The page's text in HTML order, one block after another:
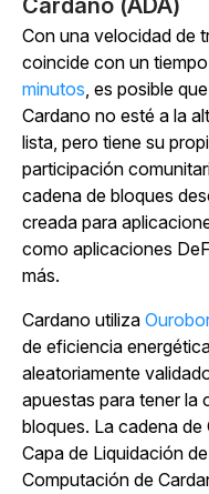
Cardano (ADA)
Con una velocidad de
coincide con un
minutos, es posible
Cardano no esté a la
lista, pero tiene su
participación
cadena de bloques
creada para
como aplicaciones
más.
Cardano utiliza
de eficiencia
aleatoriamente
apuestas para tener la
bloques. La cadena
Capa de Liquidación
Computación de